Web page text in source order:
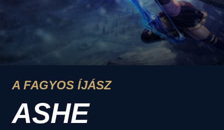
A FAGYOS ÍJÁSZ
ASHE